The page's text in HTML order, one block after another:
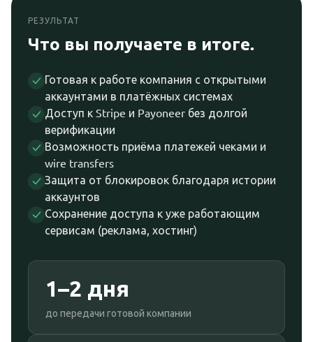
РЕЗУЛЬТАТ
Что вы получаете в итоге.
Готовая к работе компания с открытыми
аккаунтами в платёжных системах
Доступ к Stripe и Payoneer без долгой
верификации
Возможность приёма платежей чеками и
wire transfers
Защита от блокировок благодаря истории
аккаунтов
Сохранение доступа к уже работающим
сервисам (реклама, хостинг)
1–2 дня
до передачи готовой компании